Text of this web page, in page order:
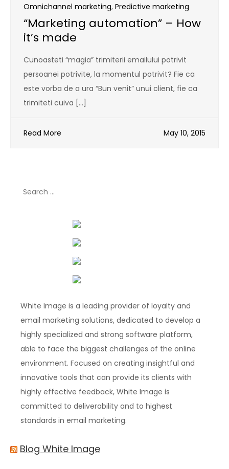
Omnichannel marketing, Predictive marketing
“Marketing automation” – How
it’s made
Cunoasteti “magia” trimiterii emailului potrivit
persoanei potrivite, la momentul potrivit? Fie ca
este vorba de a ura “Bun venit” unui client, fie ca
trimiteti cuiva […]
Read More May 10, 2015
White Image is a leading provider of loyalty and
email marketing solutions, dedicated to develop a
highly specialized and strong software platform,
able to face the biggest challenges of the online
environment. Focused on creating insightful and
innovative tools that can provide its clients with
highly effective feedback, White Image is
committed to deliverability and to highest
standards in email marketing.
Blog White Image